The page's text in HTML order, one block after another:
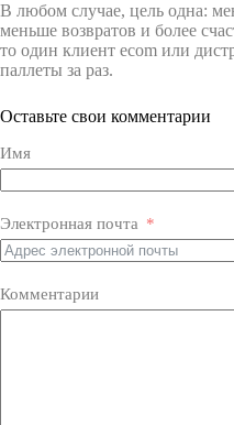
В любом случае, цель одна:
меньше возвратов и более
то один клиент ecom или
паллеты за раз.
Оставьте свои комментарии
Имя
Электронная почта
Комментарии